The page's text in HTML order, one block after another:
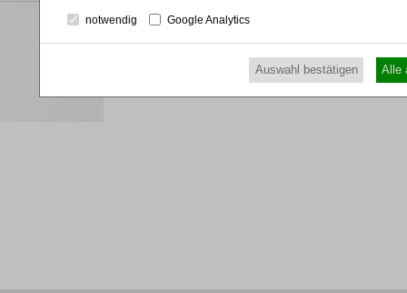
notwendig Google Analytics
Auswahl bestätigen Alle